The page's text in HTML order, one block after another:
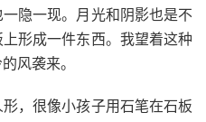
隐一现。月光和阴影也是不
形成一件东西。我望着这种
风袭来。
，很像小孩子用石笔在石板